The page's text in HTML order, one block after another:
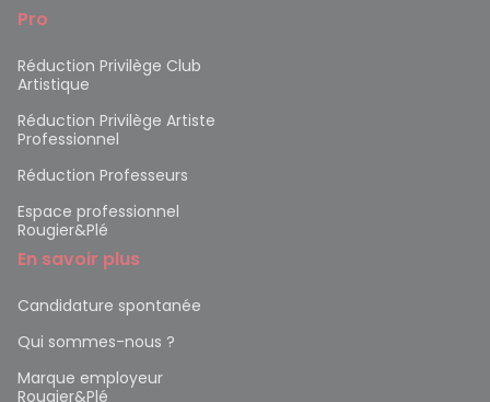
Pro
Réduction Privilège Club
Artistique
Réduction Privilège Artiste
Professionnel
Réduction Professeurs
Espace professionnel
Rougier&Plé
En savoir plus
Candidature spontanée
Qui sommes-nous ?
Marque employeur
Rougier&Plé